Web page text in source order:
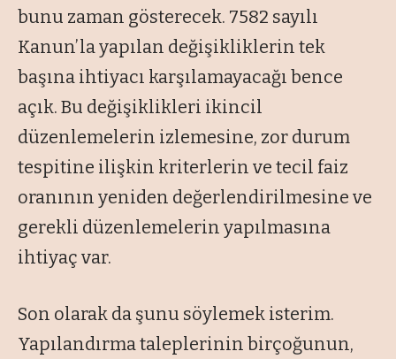
bunu zaman gösterecek. 7582 sayılı
Kanun’la yapılan değişikliklerin tek
başına ihtiyacı karşılamayacağı bence
açık. Bu değişiklikleri ikincil
düzenlemelerin izlemesine, zor durum
tespitine ilişkin kriterlerin ve tecil faiz
oranının yeniden değerlendirilmesine ve
gerekli düzenlemelerin yapılmasına
ihtiyaç var.
Son olarak da şunu söylemek isterim.
Yapılandırma taleplerinin birçoğunun,